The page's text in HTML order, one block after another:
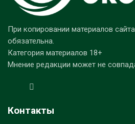
При копировании материалов
обязательна.
Категория материалов 18+
Мнение редакции может не
Контакты